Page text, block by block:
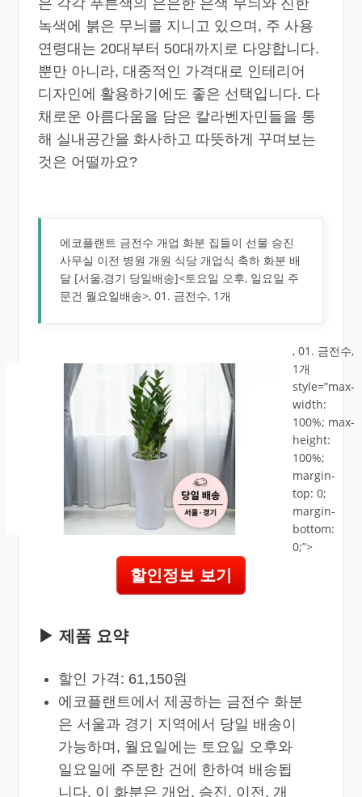
녹색에 붉은 무늬를 지니고 있으며, 주 사용
연령대는 20대부터 50대까지로 다양합니다.
뿐만 아니라, 대중적인 가격대로 인테리어
디자인에 활용하기에도 좋은 선택입니다. 다
채로운 아름다움을 담은 칼라벤자민들을 통
해 실내공간을 화사하고 따뜻하게 꾸며보는
것은 어떨까요?
에코플랜트 금전수 개업 화분 집들이 선물 승진
사무실 이전 병원 개원 식당 개업식 축하 화분 배
달 [서울,경기 당일배송]<토요일 오후, 일요일 주
문건 월요일배송>, 01. 금전수, 1개
, 01. 금전수,
1개
style=”max-
width:
100%; max-
height:
100%;
margin-
top: 0;
margin-
bottom:
0;”>
할인정보 보기
▶ 제품 요약
할인 가격: 61,150원
에코플랜트에서 제공하는 금전수 화분
은 서울과 경기 지역에서 당일 배송이
가능하며, 월요일에는 토요일 오후와
일요일에 주문한 건에 한하여 배송됩
니다. 이 화분은 개업, 승진, 이전, 개